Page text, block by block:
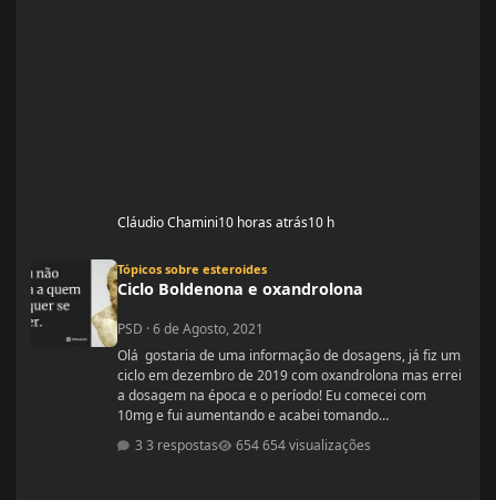
Cláudio Chamini10 horas atrás10 h
Tópicos sobre esteroides
Ciclo Boldenona e oxandrolona
PSD ·6 de Agosto, 2021
Olá gostaria de uma informação de dosagens, já fiz um
ciclo em dezembro de 2019 com oxandrolona mas errei
a dosagem na época e o período! Eu comecei com
10mg e fui aumentando e acabei tomando
60mg porque entendi errado foram 4 semanas tive
ganhos de 5 quilos. Eu já treinava na época a 4 anos já
3 respostas 654 visualizações